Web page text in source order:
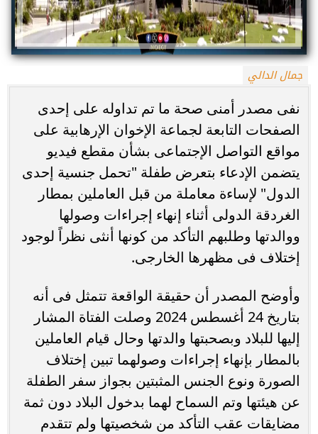
جمال الدالي
نفى مصدر أمنى صحة ما تم تداوله على إحدى
الصفحات التابعة لجماعة الإخوان الإرهابية على
مواقع التواصل الإجتماعى بشأن مقطع فيديو
يتضمن الإدعاء بتعرض طفلة "تحمل جنسية إحدى
الدول" لإساءة معاملة من قبل العاملين بمطار
الغردقة الدولى أثناء إنهاء إجراءات وصولها
ووالدتها وطلبهم التأكد من كونها أنثى نظراً لوجود
إختلاف فى مظهرها الخارجى.
وأوضح المصدر أن حقيقة الواقعة تتمثل فى أنه
بتاريخ 24 أغسطس 2024 وصلت الفتاة المشار
إليها للبلاد وبصحبتها والدتها وحال قيام العاملين
بالمطار بإنهاء إجراءات وصولهما تبين إختلاف
الصورة ونوع الجنس المثبتين بجواز سفر الطفلة
عن هيئتها وتم السماح لهما بدخول البلاد دون ثمة
مضايقات عقب التأكد من شخصيتها ولم تتقدم